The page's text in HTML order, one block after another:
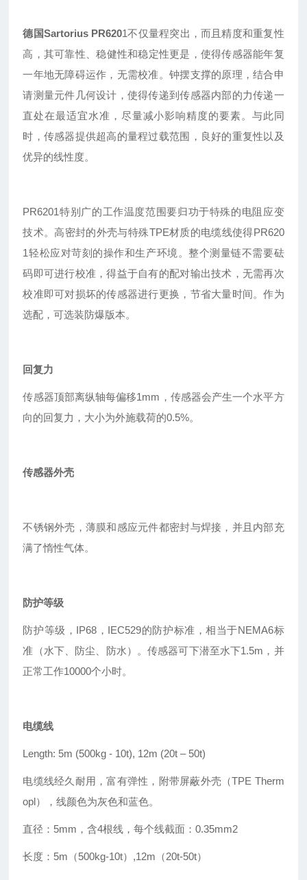
德国SartoriusPR6201不仅量程突出 ， 而且精度和重复性
高 ， 其可靠性 、稳健性和稳定性更是，使得传感器能年复
一年地无障碍运作，无需校准。钟摆支撑的原理，结合申
请测量元件几何设计，使得传递到传感器内部的力传递一
直处在最适宜水准，尽量减小影响精度的要素。与此同
时，传感器提供超高的量程过载范围，良好的重复性以及
优异的线性度。
PR6201特别广的工作温度范围要归功于特殊的电阻应变
技术。高密封的外壳与特殊TPE材质的电缆线使得PR620
1轻松应对苛刻的操作和生产环境。整个测量链不需要砝
码即可进行校准，得益于自有的配对输出技术，无需再次
校准即可对损坏的传感器进行更换，节省大量时间。作为
选配，可选装防爆版本。
回复力
传感器顶部离纵轴每偏移1mm，传感器会产生一个水平方
向的回复力，大小为外施载荷的0.5%。
传感器外壳
不锈钢外壳，薄膜和感应元件都密封与焊接，并且内部充
满了惰性气体。
防护等级
防护等级，IP68，IEC529的防护标准，相当于NEMA6标
准（水下、防尘、防水）。传感器可下潜至水下1.5m，并
正常工作10000个小时。
电缆线
Length: 5m (500kg - 10t), 12m (20t–50t)
电缆线经久耐用，富有弹性，附带屏蔽外壳（TPE Therm
opl），线颜色为灰色和蓝色。
直径：5mm，含4根线，每个线截面：0.35mm2
长度：5m（500kg-10t） ,12m（20t-50t）